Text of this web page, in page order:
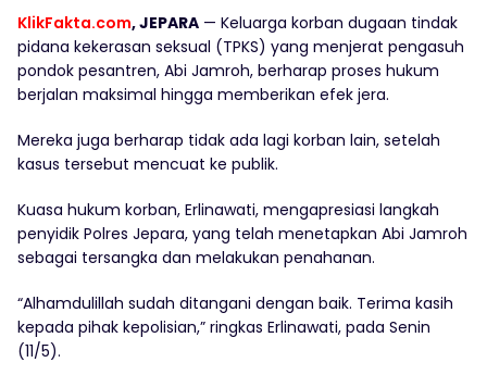
KlikFakta.com, JEPARA — Keluarga korban dugaan tindak
pidana kekerasan seksual (TPKS) yang menjerat pengasuh
pondok pesantren, Abi Jamroh, berharap proses hukum
berjalan maksimal hingga memberikan efek jera.
Mereka juga berharap tidak ada lagi korban lain, setelah
kasus tersebut mencuat ke publik.
Kuasa hukum korban, Erlinawati, mengapresiasi langkah
penyidik Polres Jepara, yang telah menetapkan Abi Jamroh
sebagai tersangka dan melakukan penahanan.
“Alhamdulillah sudah ditangani dengan baik. Terima kasih
kepada pihak kepolisian,” ringkas Erlinawati, pada Senin
(11/5).